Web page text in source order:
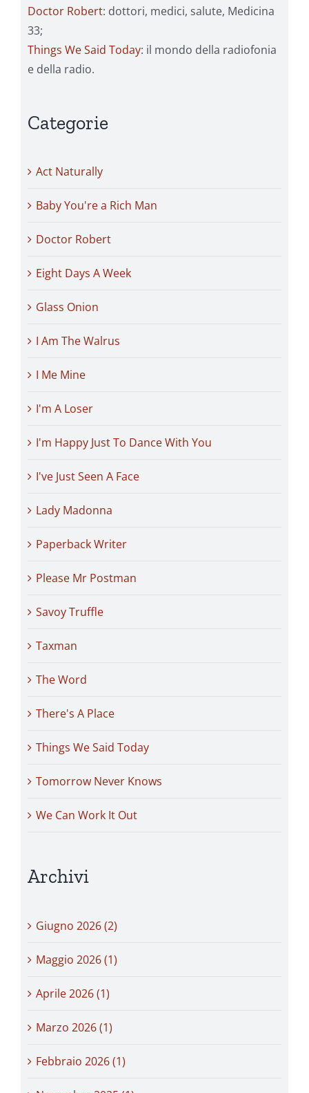
Doctor Robert: dottori, medici, salute, Medicina
33;
Things We Said Today: il mondo della radiofonia
e della radio.
Categorie
Act Naturally
Baby You're a Rich Man
Doctor Robert
Eight Days A Week
Glass Onion
I Am The Walrus
I Me Mine
I'm A Loser
I'm Happy Just To Dance With You
I've Just Seen A Face
Lady Madonna
Paperback Writer
Please Mr Postman
Savoy Truffle
Taxman
The Word
There's A Place
Things We Said Today
Tomorrow Never Knows
We Can Work It Out
Archivi
Giugno 2026 (2)
Maggio 2026 (1)
Aprile 2026 (1)
Marzo 2026 (1)
Febbraio 2026 (1)